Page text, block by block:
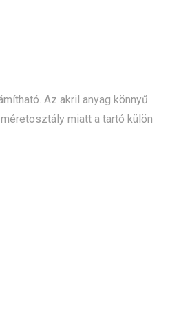
Az akril anyag könnyű
miatt a tartó külön